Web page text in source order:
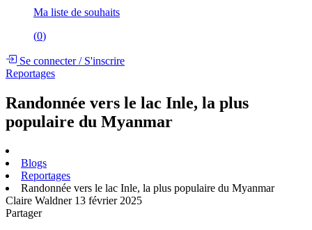
Ma liste de souhaits
(0)
Se connecter/S'inscrire
Reportages
Randonnée vers le lac Inle, la plus
populaire du Myanmar
Blogs
Reportages
Randonnée vers le lac Inle, la plus populaire du Myanmar
Claire Waldner 13 février 2025
Partager